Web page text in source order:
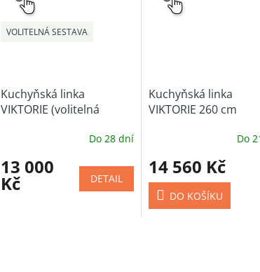
VOLITELNÁ SESTAVA
Kuchyňská linka
VIKTORIE (volitelná
Do 28 dní
13 000
Kč DETAIL
Kuchyňská linka
VIKTORIE 260 cm
Do
14 560 Kč
DO KOŠÍKU